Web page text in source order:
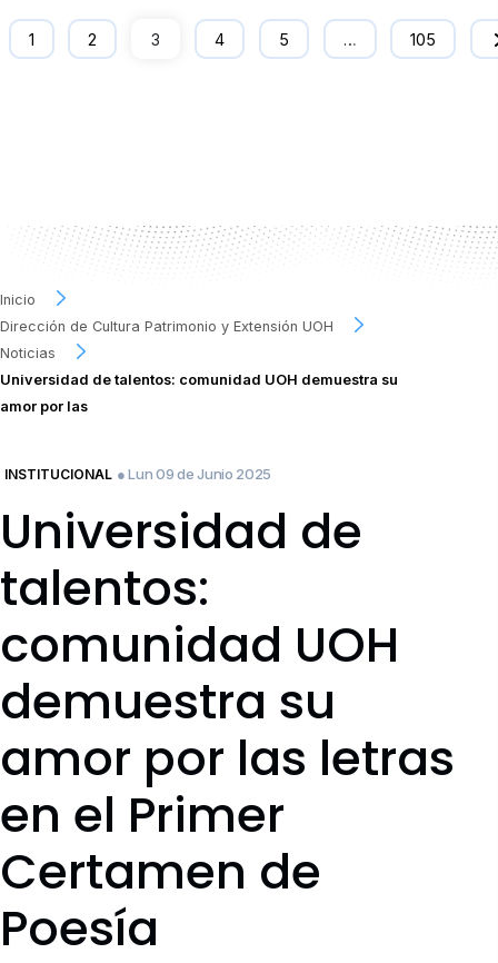
1 2 3 4 5 … 105
Inicio
Dirección de Cultura Patrimonio y Extensión UOH
Noticias
Universidad de talentos: comunidad UOH demuestra su
amor por las
INSTITUCIONAL ● Lun 09 de Junio 2025
Universidad de
talentos:
comunidad UOH
demuestra su
amor por las letras
en el Primer
Certamen de
Poesía